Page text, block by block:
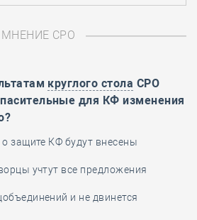
МНЕНИЕ СРО
круглого стола СРО
для КФ изменения
защите КФ будут внесены
учтут все предложения
и не двинется